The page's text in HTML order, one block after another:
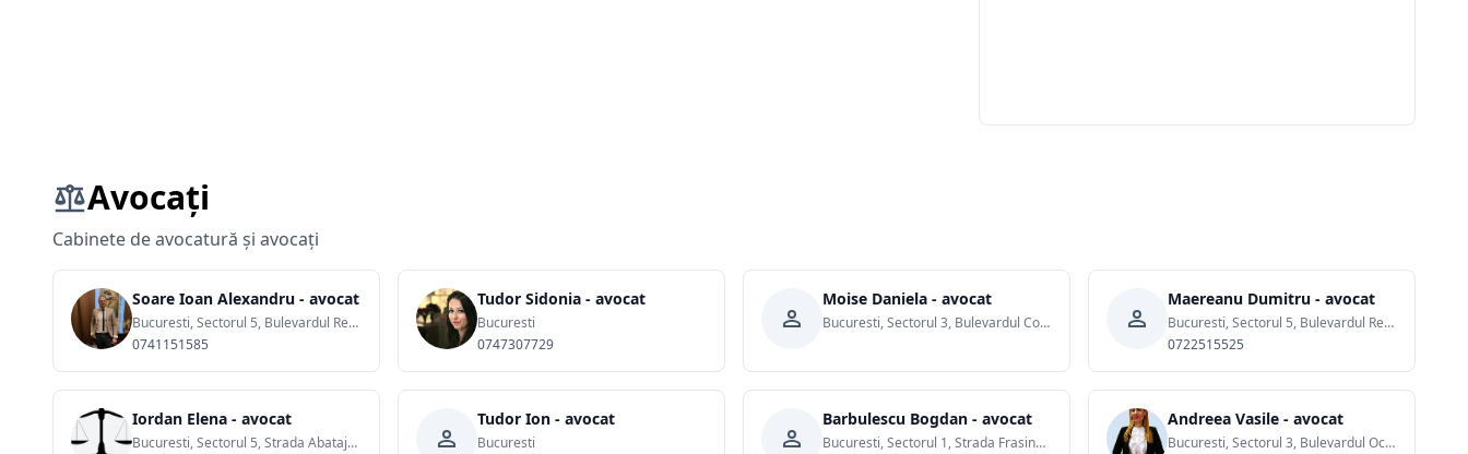
Avocați
Cabinete de avocatură și avocați
Soare Ioan Alexandru - avocat
Bucuresti, Sectorul 5, Bulevardul Regina Elisabeta, nr. 7-9
0741151585
Tudor Sidonia - avocat
Bucuresti
0747307729
Moise Daniela - avocat
Bucuresti, Sectorul 3, Bulevardul Corneliu Coposu, nr. 3, bl. 101
Maereanu Dumitru - avocat
Bucuresti, Sectorul 5, Bulevardul Regina Elisabeta, nr. 7-9, et. 1, camera 26
0722515525
Iordan Elena - avocat
Bucuresti, Sectorul 5, Strada Abatajului
Tudor Ion - avocat
Bucuresti
Barbulescu Bogdan - avocat
Bucuresti, Sectorul 1, Strada Frasinului, nr. 4
Andreea Vasile - avocat
Bucuresti, Sectorul 3, Bulevardul Octavian Goga, nr. 2